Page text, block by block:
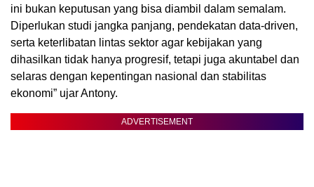
ini bukan keputusan yang bisa diambil dalam semalam.
Diperlukan studi jangka panjang, pendekatan data-driven,
serta keterlibatan lintas sektor agar kebijakan yang
dihasilkan tidak hanya progresif, tetapi juga akuntabel dan
selaras dengan kepentingan nasional dan stabilitas
ekonomi” ujar Antony.
ADVERTISEMENT